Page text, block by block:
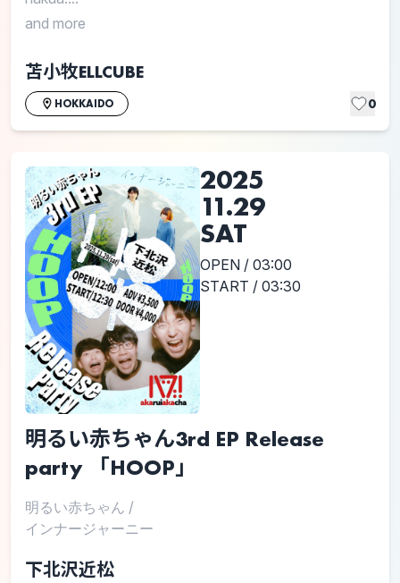
and more
苫小牧ELLCUBE
HOKKAIDO 0
2025
11.29
SAT
OPEN / 03:00
START / 03:30
明るい赤ちゃん3rd EP Release
party 「HOOP」
明るい赤ちゃん /
インナージャーニー
下北沢近松